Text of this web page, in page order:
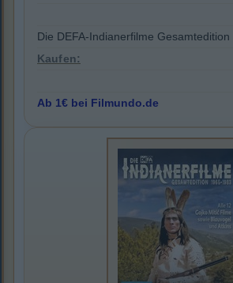
Die DEFA-Indianerfilme Gesamtedition
Kaufen:
Ab 1€ bei Filmundo.de